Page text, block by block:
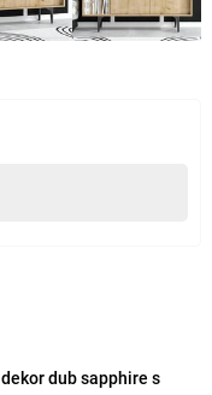
dekor dub sapphire s